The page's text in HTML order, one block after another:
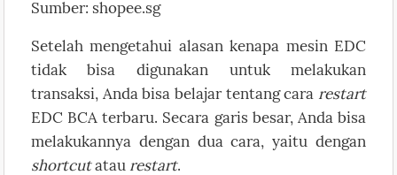
Sumber: shopee.sg
Setelah mengetahui alasan kenapa mesin EDC
tidak bisa digunakan untuk melakukan
transaksi, Anda bisa belajar tentang cara restart
EDC BCA terbaru. Secara garis besar, Anda bisa
melakukannya dengan dua cara, yaitu dengan
shortcutatau restart.